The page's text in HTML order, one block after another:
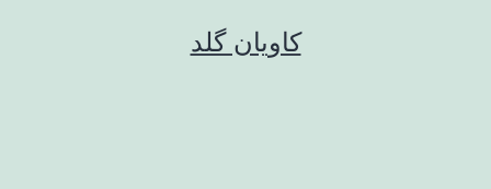
کاویان گلد